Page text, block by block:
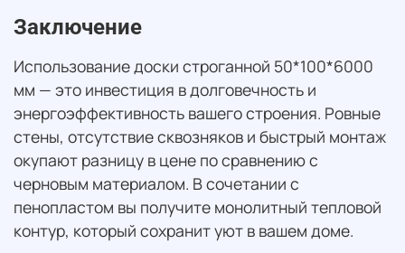
Заключение
Использование доски строганной 50*100*6000
мм — это инвестиция в долговечность и
энергоэффективность вашего строения. Ровные
стены, отсутствие сквозняков и быстрый монтаж
окупают разницу в цене по сравнению с
черновым материалом. В сочетании с
пенопластом вы получите монолитный тепловой
контур, который сохранит уют в вашем доме.